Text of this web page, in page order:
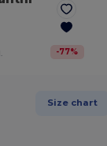
-77%
Size chart